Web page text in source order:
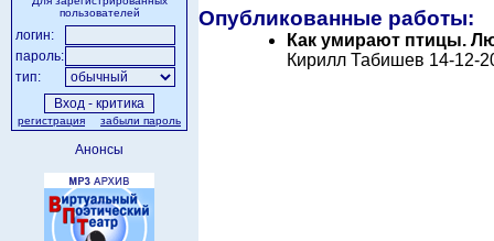
пользователей
логин:
пароль:
тип:
регистрация забыли пароль
Анонсы
Опубликованные работы:
Как умирают птицы.
Кирилл Табишев 14-12-